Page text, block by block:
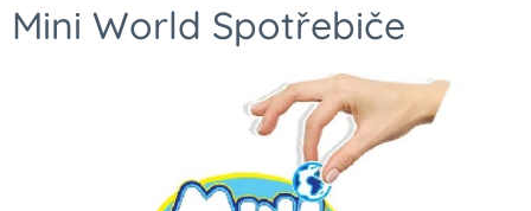
Mini World Spotřebiče